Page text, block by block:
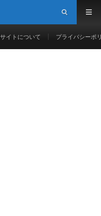
イトについて プライバシーポ